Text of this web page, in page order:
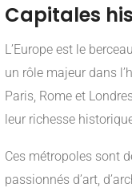
Capitales
L’Europe est le
un rôle majeur dans
Paris, Rome et
leur richesse
Ces métropoles sont
passionnés d’art,